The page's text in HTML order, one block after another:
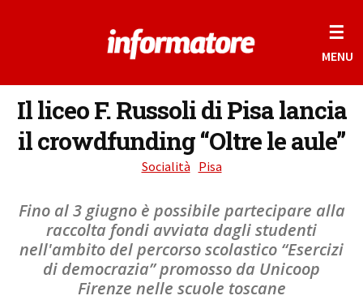
☰
MENU
Il liceo F. Russoli di Pisa lancia
il crowdfunding “Oltre le aule”
Socialità Pisa
Fino al 3 giugno è possibile partecipare alla
raccolta fondi avviata dagli studenti
nell'ambito del percorso scolastico “Esercizi
di democrazia” promosso da Unicoop
Firenze nelle scuole toscane